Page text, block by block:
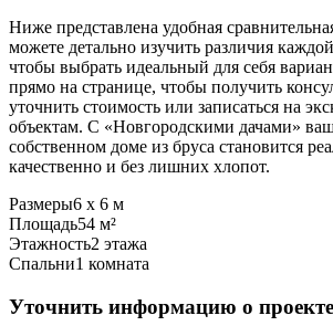
Ниже представлена удобная
можете детально изучить различия
чтобы выбрать идеальный для себя
прямо на странице, чтобы получить
уточнить стоимость или записаться на
объектам. С «Новгородскими дачами»
собственном доме из бруса становится
качественно и без лишних хлопот.
Размеры6 х 6 м
Площадь54 м²
Этажность2 этажа
Спальни1 комната
Уточнить информацию о проекте